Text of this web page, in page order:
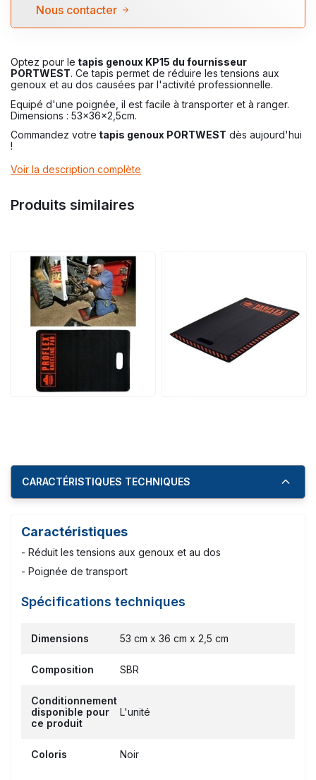
Optez pour le tapis genoux KP15 du fournisseur
PORTWEST. Ce tapis permet de réduire les tensions aux
genoux et au dos causées par l'activité professionnelle.
Equipé d'une poignée, il est facile à transporter et à ranger.
Dimensions : 53x36x2,5cm.
Commandez votre tapis genoux PORTWEST dès aujourd'hui
!
Voir la description complète
Produits similaires
Nous contacter
CARACTÉRISTIQUES TECHNIQUES
Caractéristiques
- Réduit les tensions aux genoux et au dos
- Poignée de transport
Spécifications techniques
Dimensions 53 cm x 36 cm x 2,5 cm
Composition SBR
Conditionnement
disponible pour
ce produit
L'unité
Coloris Noir